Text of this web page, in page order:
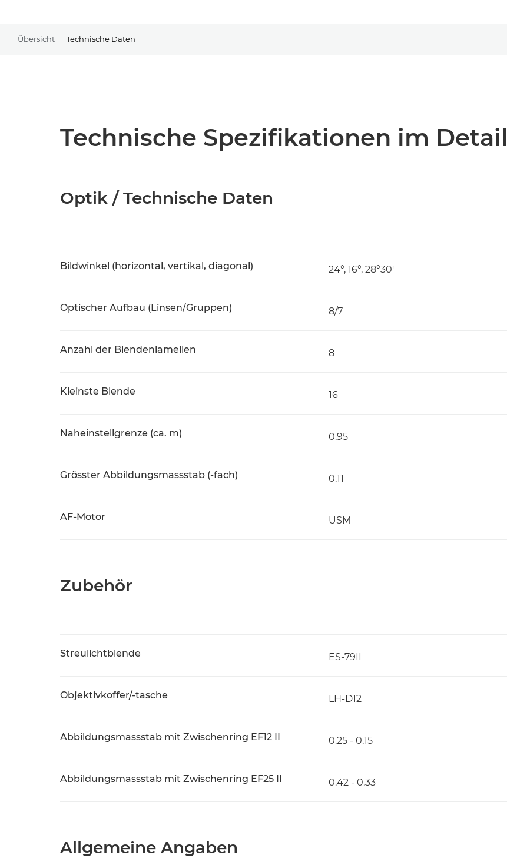
Übersicht Technische Daten
Technische Spezifikationen im Detail
Optik / Technische Daten
Bildwinkel (horizontal, vertikal, diagonal) 24°, 16°, 28°30'
Optischer Aufbau (Linsen/Gruppen) 8/7
Anzahl der Blendenlamellen 8
Kleinste Blende 16
Naheinstellgrenze (ca. m) 0.95
Grösster Abbildungsmassstab (-fach) 0.11
AF-Motor USM
Zubehör
Streulichtblende ES-79II
Objektivkoffer/-tasche LH-D12
Abbildungsmassstab mit Zwischenring EF12 II 0.25 - 0.15
Abbildungsmassstab mit Zwischenring EF25 II 0.42 - 0.33
Allgemeine Angaben